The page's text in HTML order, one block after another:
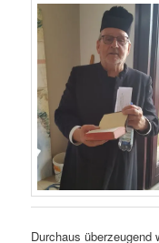
Durchaus überzeugend